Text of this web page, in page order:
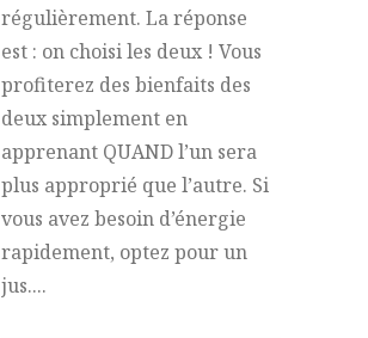
régulièrement. La réponse
est : on choisi les deux ! Vous
profiterez des bienfaits des
deux simplement en
apprenant QUAND l’un sera
plus approprié que l’autre. Si
vous avez besoin d’énergie
rapidement, optez pour un
jus....